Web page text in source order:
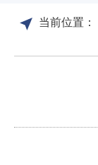
当前位置：